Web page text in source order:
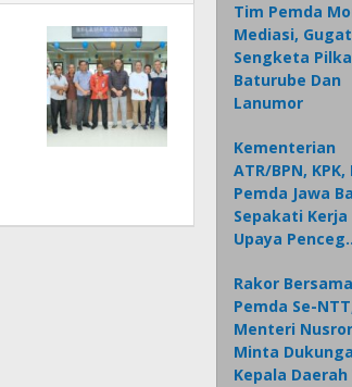
Tim Pemda
Mediasi,
Sengketa
Baturube Dan
Lanumor
Kementerian
ATR/BPN, KPK,
Pemda Jawa
Sepakati Kerja
Upaya
Rakor Bersama
Pemda Se-
Menteri
Minta
Kepala